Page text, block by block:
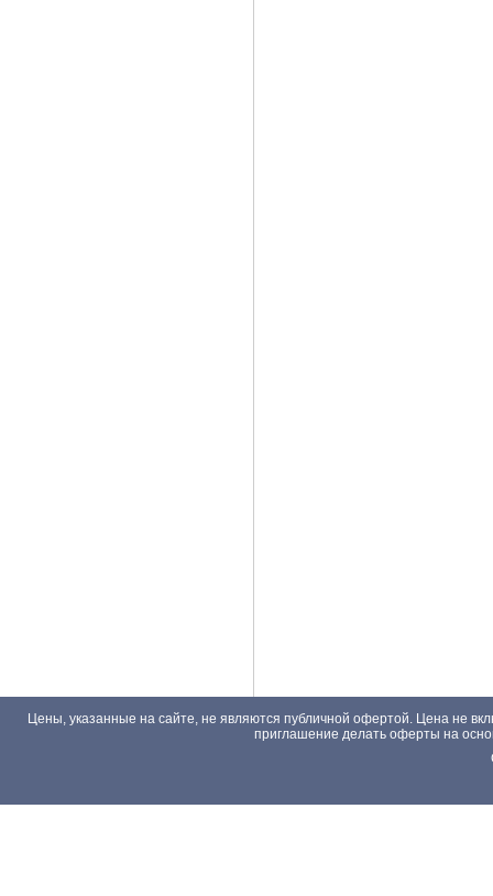
Цены, указанные на сайте, не являются публичной офертой. Цена не
приглашение делать оферты на